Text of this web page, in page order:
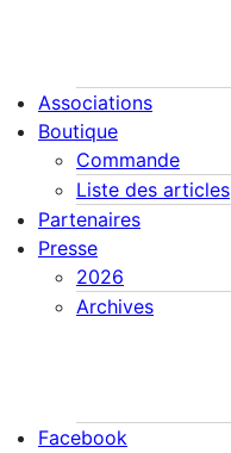
Associations
Boutique
Commande
Liste des articles
Partenaires
Presse
2026
Archives
Facebook